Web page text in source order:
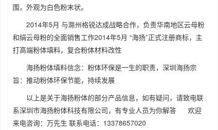
围，外观为白色粉末状。
2014年5月 与滁州格锐达成战略合作，负责华南地区云母粉
和绢云母粉的全面销售工作2014年5月 “海扬”正式注册商标，主
打高端粉体填料，复合粉体材料改性
海扬粉体填料信念：粉体环保是一生的职责，深圳海扬宗
旨：推动粉体环保节能，持续发展
以上是关于海扬粉体的部分产品信息，如有疑问，请致电联
系深圳市海扬粉体科技有限公司，有专业人员为你解答 欢迎
来电咨询：万先生 联系电话：13378657020